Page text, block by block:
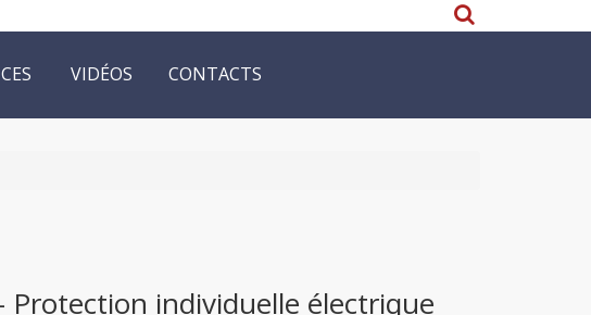
VIDÉOS CONTACTS
Protection individuelle électrique